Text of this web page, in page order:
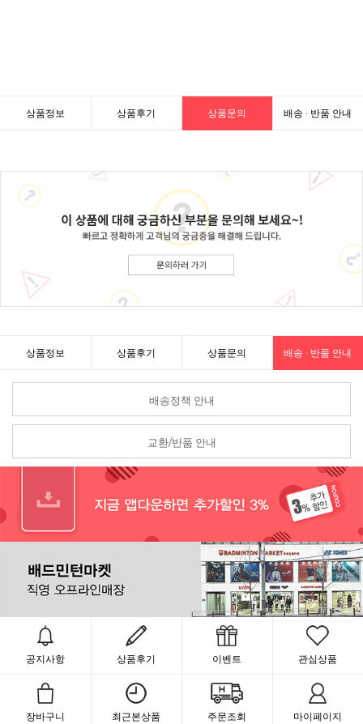
상품정보 상품후기 상품문의 배송 · 반품 안내
상품정보 상품후기 상품문의 배송 · 반품 안내
배송정책 안내
교환/반품 안내
공지사항 상품후기 이벤트 관심상품
장바구니 최근본상품 주문조회 마이페이지